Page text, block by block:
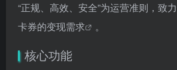
“正规、高效、安全”为运营准则，致
卡券的变现需求
。
核心功能